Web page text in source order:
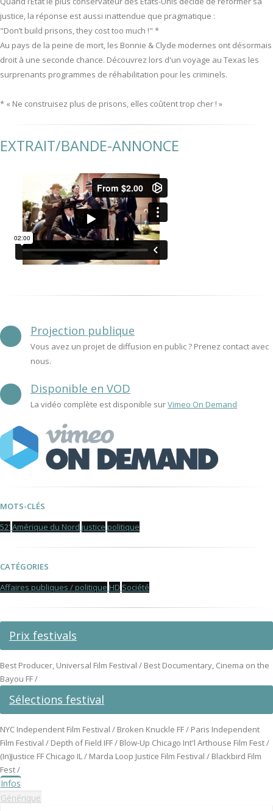
justice, la réponse est aussi inattendue que pragmatique :
"Don’t build prisons, they cost too much !" *
Au pays de la peine de mort, les Bonnie & Clyde modernes ont désormais
droit à une seconde chance. Découvrez lors d'un voyage au Texas les
surprenants programmes de réhabilitation pour les criminels.
* « Ne construisez plus de prisons, elles coûtent trop cher ! »
EXTRAIT/BANDE-ANNONCE
Projection publique
Vous avez un projet de diffusion en public ? Prenez contact avec
nous.
Disponible en VOD
La vidéo complète est disponible surVimeo On Demand
MOTS-CLÉS
52' Amérique du Nord justice politique
CATÉGORIES
Affaires publiques / politique HD Société
Prix festivals
Best Producer, Universal Film Festival / Best Documentary, Cinema on the
Bayou FF /
Sélections festival
NYC Independent Film Festival / Broken Knuckle FF / Paris Independent
Film Festival / Depth of Field IFF / Blow-Up Chicago Int'l Arthouse Film Fest /
(In)Justice FF Chicago IL / Marda Loop Justice Film Festival / Blackbird Film
Fest /
Infos
Générique